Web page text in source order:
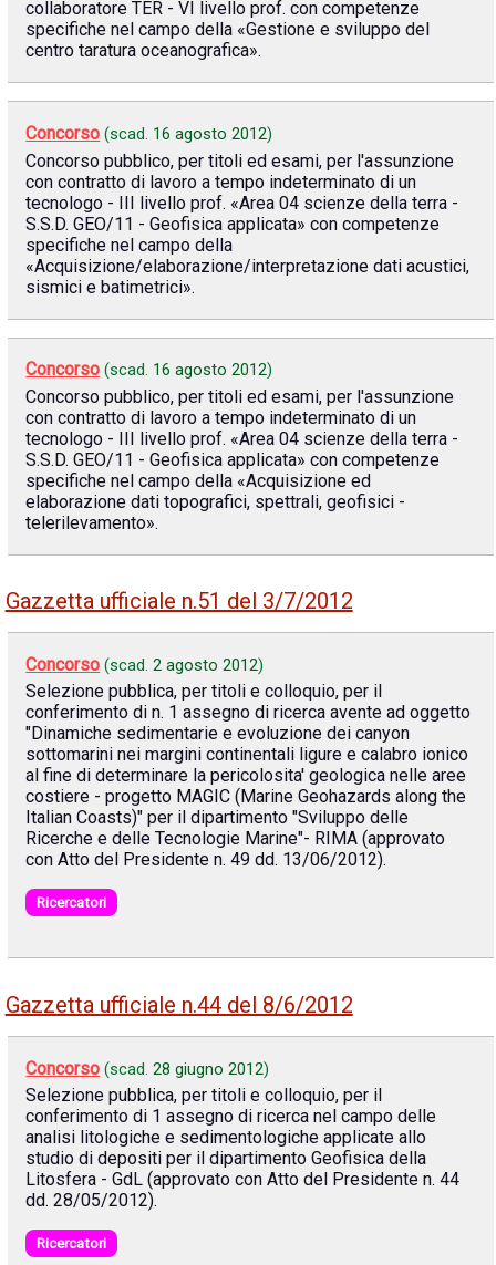
collaboratore TER - VI livello prof. con competenze
specifiche nel campo della «Gestione e sviluppo del
centro taratura oceanografica».
Concorso (scad. 16 agosto 2012)
Concorso pubblico, per titoli ed esami, per l'assunzione
con contratto di lavoro a tempo indeterminato di un
tecnologo - III livello prof. «Area 04 scienze della terra -
S.S.D. GEO/11 - Geofisica applicata» con competenze
specifiche nel campo della
«Acquisizione/elaborazione/interpretazione dati acustici,
sismici e batimetrici».
Concorso (scad. 16 agosto 2012)
Concorso pubblico, per titoli ed esami, per l'assunzione
con contratto di lavoro a tempo indeterminato di un
tecnologo - III livello prof. «Area 04 scienze della terra -
S.S.D. GEO/11 - Geofisica applicata» con competenze
specifiche nel campo della «Acquisizione ed
elaborazione dati topografici, spettrali, geofisici -
telerilevamento».
Gazzetta ufficiale n.51 del 3/7/2012
Concorso (scad.2 agosto 2012)
Selezione pubblica, per titoli e colloquio, per il
conferimento di n. 1 assegno di ricerca avente ad oggetto
"Dinamiche sedimentarie e evoluzione dei canyon
sottomarini nei margini continentali ligure e calabro ionico
al fine di determinare la pericolosita' geologica nelle aree
costiere - progetto MAGIC (Marine Geohazards along the
Italian Coasts)" per il dipartimento "Sviluppo delle
Ricerche e delle Tecnologie Marine"- RIMA (approvato
con Atto del Presidente n. 49 dd. 13/06/2012).
Ricercatori
Gazzetta ufficiale n.44 del 8/6/2012
Concorso (scad.28 giugno 2012)
Selezione pubblica, per titoli e colloquio, per il
conferimento di 1 assegno di ricerca nel campo delle
analisi litologiche e sedimentologiche applicate allo
studio di depositi per il dipartimento Geofisica della
Litosfera - GdL (approvato con Atto del Presidente n. 44
dd. 28/05/2012).
Ricercatori